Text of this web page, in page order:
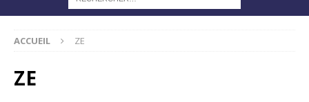
ACCUEIL ZE
ZE